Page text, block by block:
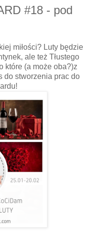
#18 - pod
miłości? Luty będzie
ale też Tłustego
które (a może oba?)z
do stworzenia prac do